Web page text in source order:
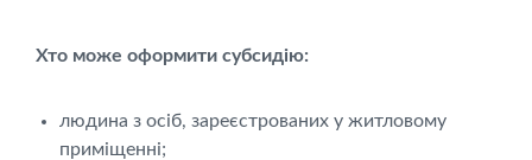
Хто може оформити субсидію:
людина з осіб, зареєстрованих у житловому
приміщенні;